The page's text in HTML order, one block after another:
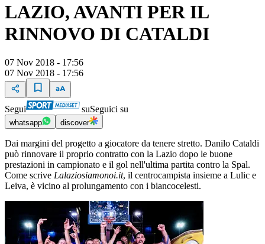
LAZIO, AVANTI PER IL
RINNOVO DI CATALDI
07 Nov 2018 - 17:56
07 Nov 2018 - 17:56
Segui suSeguici su
whatsapp discover
Dai margini del progetto a giocatore da tenere stretto. Danilo Cataldi
può rinnovare il proprio contratto con la Lazio dopo le buone
prestazioni in campionato e il gol nell'ultima partita contro la Spal.
Come scrive Lalaziosiamonoi.it, il centrocampista insieme a Lulic e
Leiva, è vicino al prolungamento con i biancocelesti.